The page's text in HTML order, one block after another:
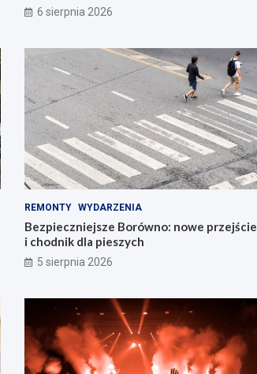
6 sierpnia 2026
REMONTY WYDARZENIA
Bezpieczniejsze Borówno: nowe przejście
i chodnik dla pieszych
5 sierpnia 2026